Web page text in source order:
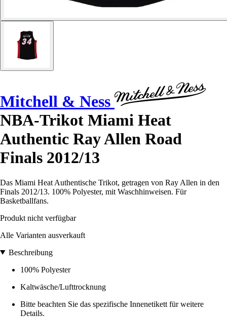
Mitchell & Ness
NBA-Trikot Miami Heat
Authentic Ray Allen Road
Finals 2012/13
Das Miami Heat Authentische Trikot, getragen von Ray Allen in den
Finals 2012/13. 100% Polyester, mit Waschhinweisen. Für
Basketballfans.
Produkt nicht verfügbar
Alle Varianten ausverkauft
Beschreibung
100% Polyester
Kaltwäsche/Lufttrocknung
Bitte beachten Sie das spezifische Innenetikett für weitere
Details.